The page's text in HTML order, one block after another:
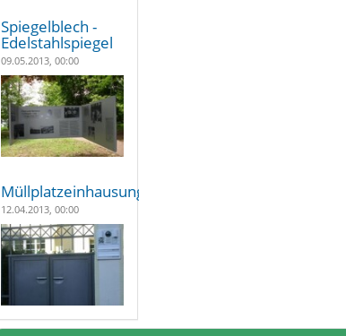
Spiegelblech -
Edelstahlspiegel
09.05.2013, 00:00
Müllplatzeinhausungen
12.04.2013, 00:00